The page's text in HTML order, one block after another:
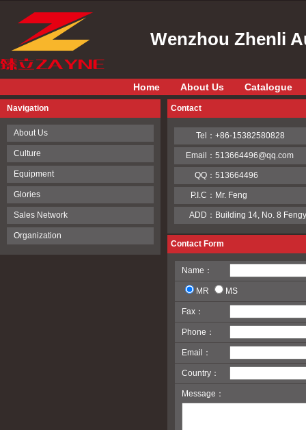
Wenzhou Zhenli
Home About Us Catalogue
Contact
Tel： +86-15382580828
Email： 513664496@qq.com
QQ： 513664496
P.I.C： Mr. Feng
ADD： Building 14, No. 8
Contact Form
Name：
MR MS
Fax：
Phone：
Email：
Country：
Message：
Navigation
About Us
Culture
Equipment
Glories
Sales Network
Organization